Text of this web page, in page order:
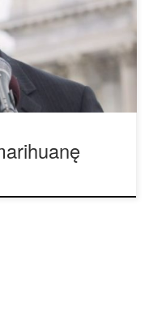
się nawet do
marihuany”. To
na takim stanowisku